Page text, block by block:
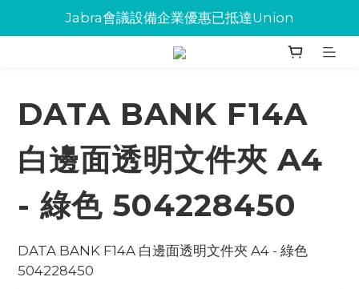
Jabra會議設備企業優惠已抵達Union
Jabra會議設備企業優惠已抵達Union
環保碳粉歡迎大量下單
DATA BANK F14A
白邊面透明文件夾 A4
- 綠色 504228450
DATA BANK F14A 白邊面透明文件夾 A4 - 綠色
504228450